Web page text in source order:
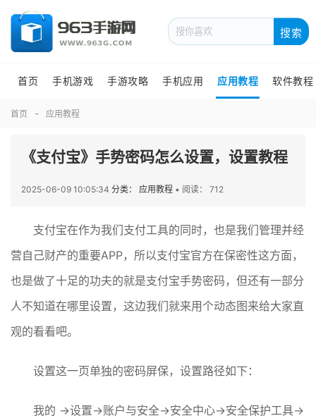
搜索
首页 手机游戏 手游攻略 手机应用 应用教程 软件教程
首页 应用教程
《支付宝》手势密码怎么设置，设置教程
2025-06-09 10:05:34 分类： 应用教程 • 阅读： 712
支付宝在作为我们支付工具的同时，也是我们管理并经
营自己财产的重要APP，所以支付宝官方在保密性这方面，
也是做了十足的功夫的就是支付宝手势密码，但还有一部分
人不知道在哪里设置，这边我们就来用个动态图来给大家直
观的看看吧。
设置这一页单独的密码屏保，设置路径如下：
我的 →设置→账户与安全→安全中心→安全保护工具→